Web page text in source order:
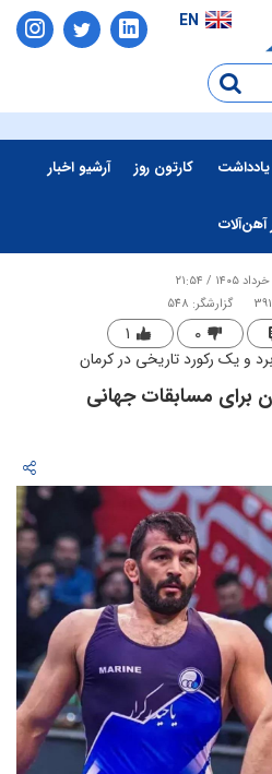
EN
یادداشت کارتون روز آرشیو اخبار
آهن‌آلات
گزارشگر: 548
۰ ۱
و یک رکورد تاریخی در کرمان
برای مسابقات جهانی